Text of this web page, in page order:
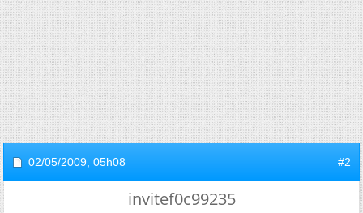
02/05/2009, 05h08 #2
invitef0c99235